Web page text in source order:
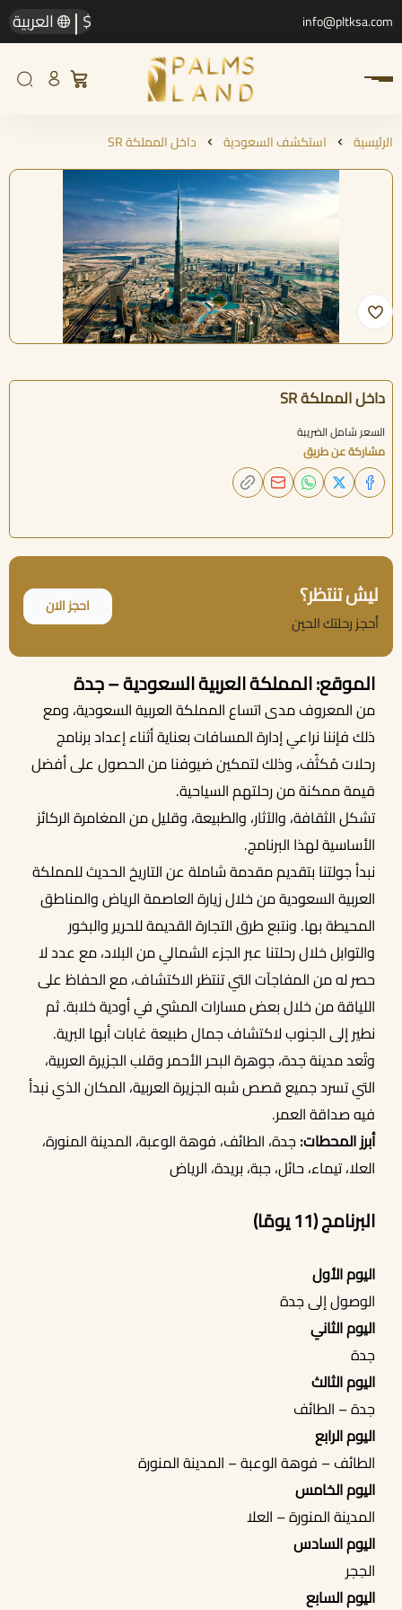
info@pltksa.com
$
| العربية
الرئيسية استكشف السعودية داخل المملكة SR
داخل المملكة SR
السعر شامل الضريبة
مشاركة عن طريق
ليش تنتظر؟
أحجز رحلتك الحين
احجز الان
أحجز الان
الموقع: المملكة العربية السعودية – جدة
من المعروف مدى اتساع المملكة العربية السعودية، ومع
ذلك فإننا نراعي إدارة المسافات بعناية أثناء إعداد برنامج
رحلات مُكثّف، وذلك لتمكين ضيوفنا من الحصول على أفضل
قيمة ممكنة من رحلتهم السياحية.
تشكل الثقافة، والآثار، والطبيعة، وقليل من المغامرة الركائز
الأساسية لهذا البرنامج.
نبدأ جولتنا بتقديم مقدمة شاملة عن التاريخ الحديث للمملكة
العربية السعودية من خلال زيارة العاصمة الرياض والمناطق
المحيطة بها. ونتبع طرق التجارة القديمة للحرير والبخور
والتوابل خلال رحلتنا عبر الجزء الشمالي من البلاد، مع عدد لا
حصر له من المفاجآت التي تنتظر الاكتشاف، مع الحفاظ على
اللياقة من خلال بعض مسارات المشي في أودية خلابة. ثم
نطير إلى الجنوب لاكتشاف جمال طبيعة غابات أبها البرية.
وتُعد مدينة جدة، جوهرة البحر الأحمر وقلب الجزيرة العربية،
التي تسرد جميع قصص شبه الجزيرة العربية، المكان الذي نبدأ
فيه صداقة العمر.
أبرز المحطات: جدة، الطائف، فوهة الوعبة، المدينة المنورة،
العلا، تيماء، حائل، جبة، بريدة، الرياض
البرنامج (11 يومًا)
اليوم الأول
الوصول إلى جدة
اليوم الثاني
جدة
اليوم الثالث
جدة – الطائف
اليوم الرابع
الطائف – فوهة الوعبة – المدينة المنورة
اليوم الخامس
المدينة المنورة – العلا
اليوم السادس
الحِجر
اليوم السابع